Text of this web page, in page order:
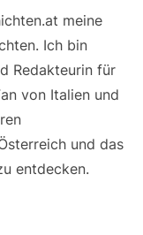
meine
Ich bin
Redakteurin für
von Italien und
und das
entdecken.